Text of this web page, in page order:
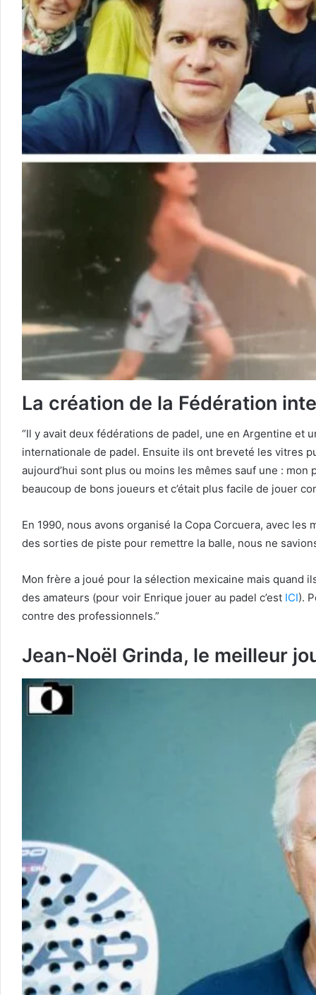
La création de la Fédération
“Il y avait deux fédérations de padel, une en Argentine et
internationale de padel. Ensuite ils ont breveté les vitres
aujourd’hui sont plus ou moins les mêmes sauf une :
beaucoup de bons joueurs et c’était plus facile de jouer
En 1990, nous avons organisé la Copa Corcuera, avec
des sorties de piste pour remettre la balle, nous ne
Mon frère a joué pour la sélection mexicaine mais quand
des amateurs (pour voir Enrique jouer au padel c’est ICI).
contre des professionnels.”
Jean-Noël Grinda, le meilleur